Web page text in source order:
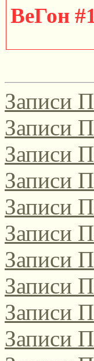
ВеГон
2021/
Да, этот
поэтов-
Записи
Записи
Записи
Записи
Записи
Записи
Записи
Записи
Записи
Записи